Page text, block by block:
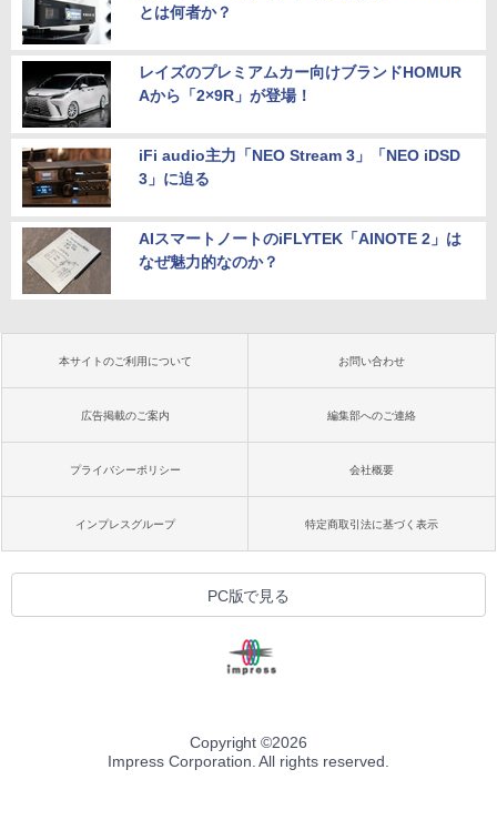
とは何者か？
レイズのプレミアムカー向けブランドHOMUR
Aから「2×9R」が登場！
iFi audio主力「NEO Stream 3」「NEO iDSD
3」に迫る
AIスマートノートのiFLYTEK「AINOTE 2」は
なぜ魅力的なのか？
本サイトのご利用について お問い合わせ
広告掲載のご案内 編集部へのご連絡
プライバシーポリシー 会社概要
インプレスグループ 特定商取引法に基づく表示
PC版で見る
Copyright ©2026
Impress Corporation. All rights reserved.